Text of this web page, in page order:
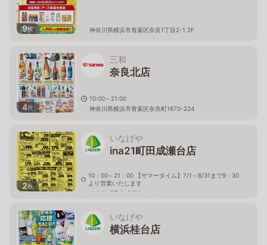
9枚 神奈川県横浜市青葉区奈良1丁目2-1 2F
4枚
三和
奈良北店
10:00～21:00
神奈川県横浜市青葉区奈良町1670-224
2枚
いなげや
ina21町田成瀬台店
10：00～21：00 【サマータイム】7/1～8/31まで9：30
より営業いたします
東京都町田市成瀬台2－3－1
いなげや
横浜桂台店